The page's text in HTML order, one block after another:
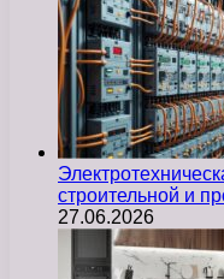
строительной и
27.06.2026